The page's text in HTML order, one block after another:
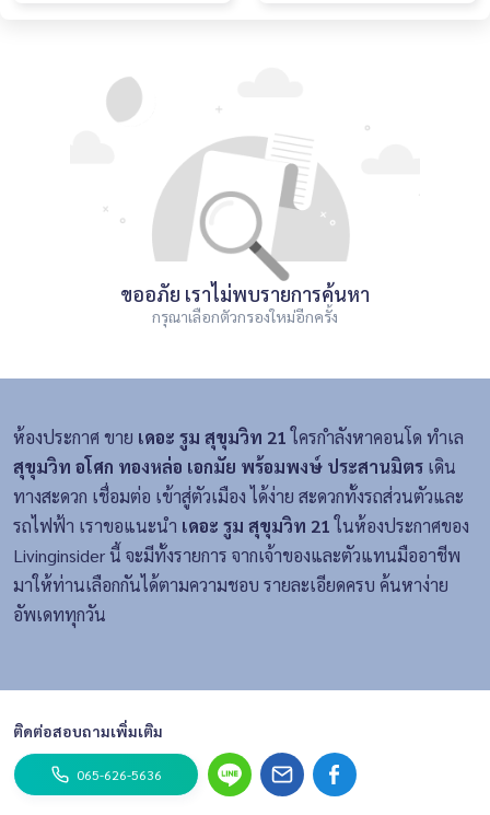
ขออภัย เราไม่พบรายการค้นหา
กรุณาเลือกตัวกรองใหม่อีกครั้ง
ห้องประกาศ ขาย เดอะ รูม สุขุมวิท 21ใครกำลังหาคอนโด ทำเล
สุขุมวิท อโศก ทองหล่อ เอกมัย พร้อมพงษ์ ประสานมิตร เดิน
ทางสะดวก เชื่อมต่อ เข้าสู่ตัวเมือง ได้ง่าย สะดวกทั้งรถส่วนตัวและ
รถไฟฟ้า เราขอแนะนำ เดอะ รูม สุขุมวิท 21ในห้องประกาศของ
Livinginsider นี้ จะมีทั้งรายการ จากเจ้าของและตัวแทนมืออาชีพ
มาให้ท่านเลือกกันได้ตามความชอบ รายละเอียดครบ ค้นหาง่าย
อัพเดททุกวัน
ติดต่อสอบถามเพิ่มเติม
065-626-5636